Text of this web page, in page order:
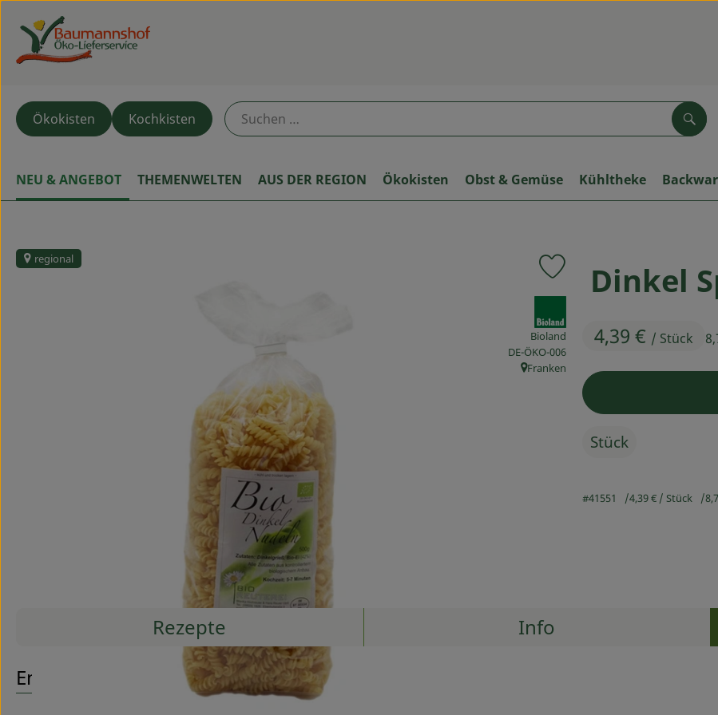
Ökokisten Kochkisten
NEU & ANGEBOT THEMENWELTEN AUS DER REGION Ökokisten Obst & Gemüse Kühltheke
Dinkel
4,39 € / Stück
regional
Produkt zu Favouriten
Bioland
, Kontrollstelle:
DE-ÖKO-006
, Herkunft:
Franken
Stück
#41551 4,39 € / Stück
Rezepte Info
Entdecke passende Rezepte